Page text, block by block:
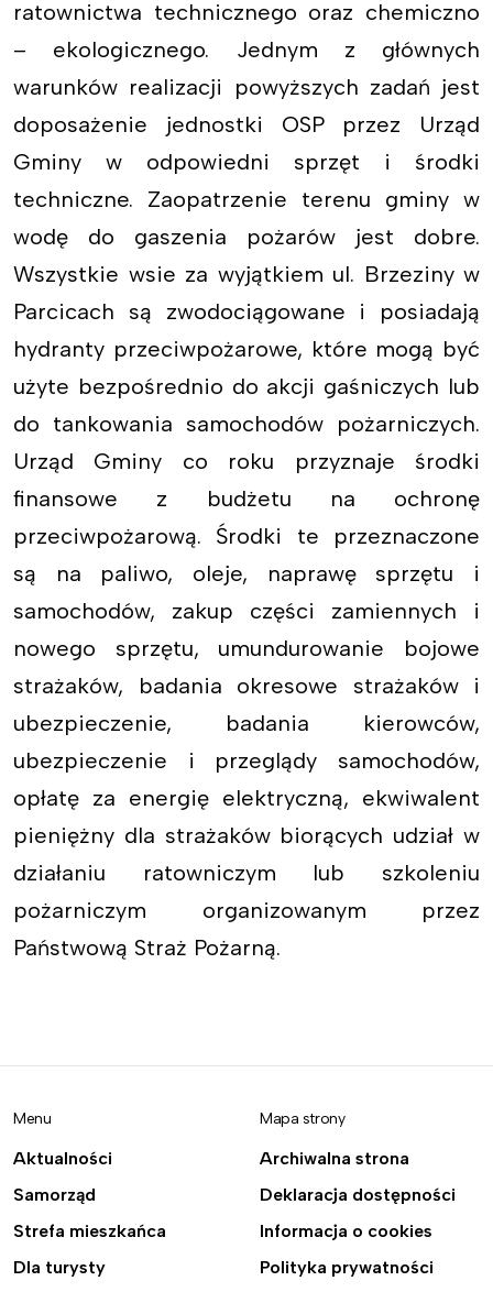
ratownictwa technicznego oraz chemiczno
– ekologicznego. Jednym z głównych
warunków realizacji powyższych zadań jest
doposażenie jednostki OSP przez Urząd
Gminy w odpowiedni sprzęt i środki
techniczne. Zaopatrzenie terenu gminy w
wodę do gaszenia pożarów jest dobre.
Wszystkie wsie za wyjątkiem ul. Brzeziny w
Parcicach są zwodociągowane i posiadają
hydranty przeciwpożarowe, które mogą być
użyte bezpośrednio do akcji gaśniczych lub
do tankowania samochodów pożarniczych.
Urząd Gminy co roku przyznaje środki
finansowe z budżetu na ochronę
przeciwpożarową. Środki te przeznaczone
są na paliwo, oleje, naprawę sprzętu i
samochodów, zakup części zamiennych i
nowego sprzętu, umundurowanie bojowe
strażaków, badania okresowe strażaków i
ubezpieczenie, badania kierowców,
ubezpieczenie i przeglądy samochodów,
opłatę za energię elektryczną, ekwiwalent
pieniężny dla strażaków biorących udział w
działaniu ratowniczym lub szkoleniu
pożarniczym organizowanym przez
Państwową Straż Pożarną.
Menu
Aktualności
Samorząd
Strefa mieszkańca
Dla turysty
Mapa strony
Archiwalna strona
Deklaracja dostępności
Informacja o cookies
Polityka prywatności